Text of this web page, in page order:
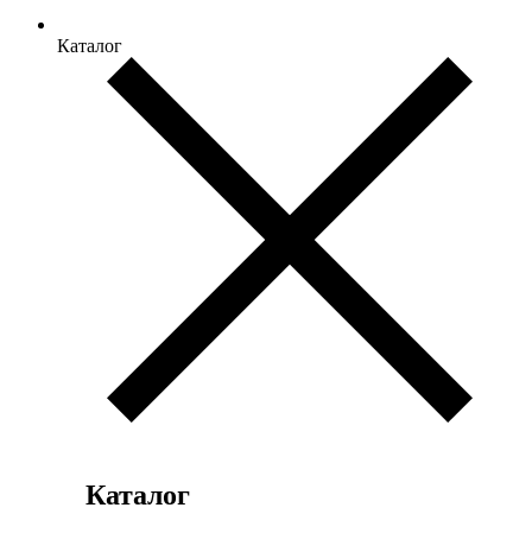
Каталог
Каталог